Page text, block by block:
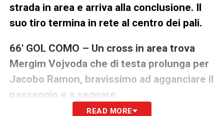
strada in area e arriva alla conclusione. Il
suo tiro termina in rete al centro dei pali.
66′ GOL COMO – Un cross in area trova
Mergim Vojvoda che di testa prolunga per
Jacobo Ramon, bravissimo ad agganciare il
passaggio e a segnare.
READ MORE